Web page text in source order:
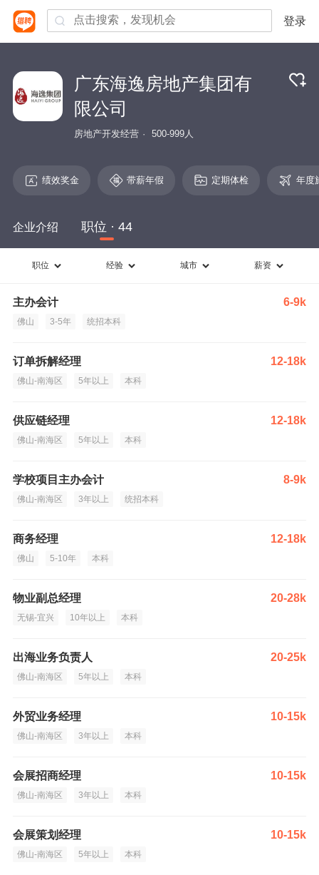
登录
广东海逸房地产集团有
限公司
房地产开发经营 500-999人
绩效奖金 带薪年假 定期体检 年度
企业介绍 职位 · 44
职位 经验 城市 薪资
主办会计 6-9k
佛山 3-5年 统招本科
订单拆解经理 12-18k
佛山-南海区 5年以上 本科
供应链经理 12-18k
佛山-南海区 5年以上 本科
学校项目主办会计 8-9k
佛山-南海区 3年以上 统招本科
商务经理 12-18k
佛山 5-10年 本科
物业副总经理 20-28k
无锡-宜兴 10年以上 本科
出海业务负责人 20-25k
佛山-南海区 5年以上 本科
外贸业务经理 10-15k
佛山-南海区 3年以上 本科
会展招商经理 10-15k
佛山-南海区 3年以上 本科
会展策划经理 10-15k
佛山-南海区 5年以上 本科